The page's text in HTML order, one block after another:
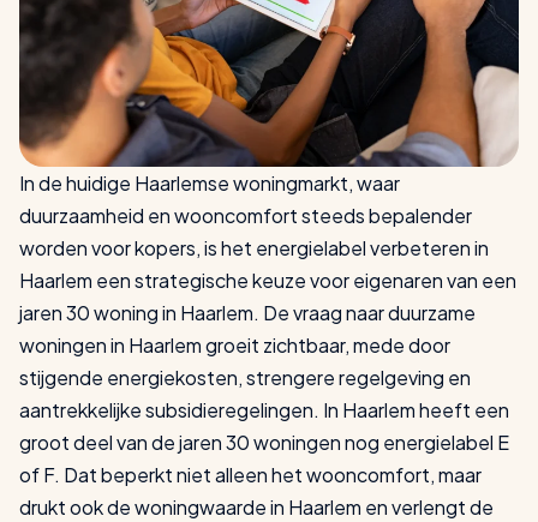
In de huidige Haarlemse woningmarkt, waar
duurzaamheid en wooncomfort steeds bepalender
worden voor kopers, is het energielabel verbeteren in
Haarlem een strategische keuze voor eigenaren van een
jaren 30 woning in Haarlem. De vraag naar duurzame
woningen in Haarlem groeit zichtbaar, mede door
stijgende energiekosten, strengere regelgeving en
aantrekkelijke subsidieregelingen. In Haarlem heeft een
groot deel van de jaren 30 woningen nog energielabel E
of F. Dat beperkt niet alleen het wooncomfort, maar
drukt ook de woningwaarde in Haarlem en verlengt de